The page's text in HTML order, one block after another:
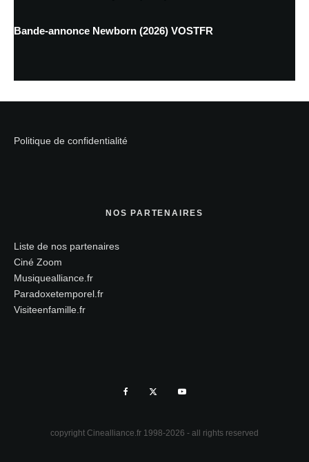
Bande-annonce Newborn (2026) VOSTFR
Politique de confidentialité
NOS PARTENAIRES
Liste de nos partenaires
Ciné Zoom
Musiquealliance.fr
Paradoxetemporel.fr
Visiteenfamille.fr
copyright Cinealliance.fr 1998-2026 - all rights reserved